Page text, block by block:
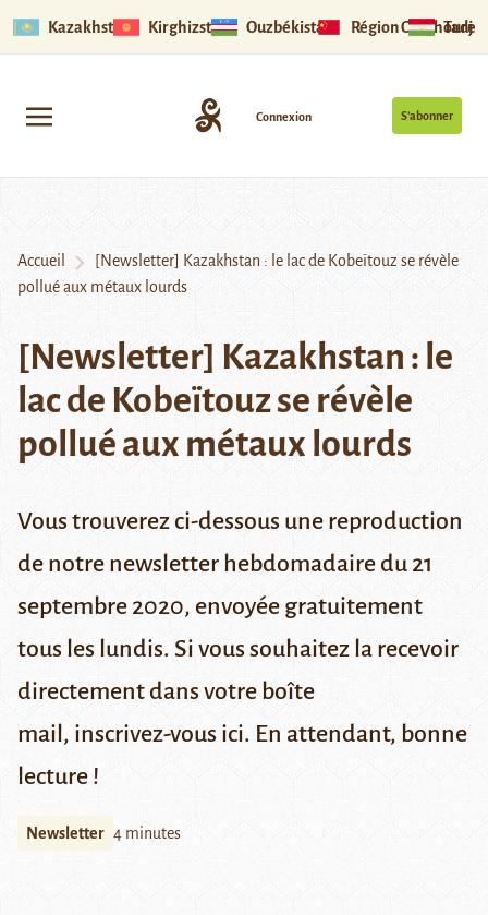
Kazakhstan Kirghizstan Ouzbékistan Région Ouïghoure
S’abonner
Connexion
Accueil
[Newsletter] Kazakhstan : le lac de Kobeïtouz se révèle
pollué aux métaux lourds
[Newsletter] Kazakhstan : le
lac de Kobeïtouz se révèle
pollué aux métaux lourds
Vous trouverez ci-dessous une reproduction
de notre newsletter hebdomadaire du 21
septembre 2020, envoyée gratuitement
tous les lundis. Si vous souhaitez la recevoir
directement dans votre boîte
mail, inscrivez-vous ici. En attendant, bonne
lecture !
Newsletter 4 minutes